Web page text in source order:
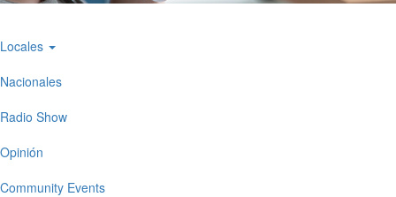
Locales
Nacionales
Radio Show
Opinión
Community Events